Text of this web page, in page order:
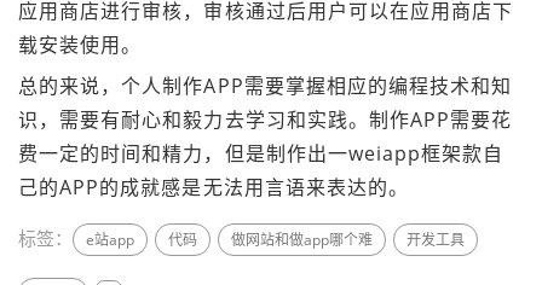
应用商店进行审核，审核通过后用户可以在应用商店下
载安装使用。
总的来说，个人制作APP需要掌握相应的编程技术和知
识，需要有耐心和毅力去学习和实践。制作APP需要花
费一定的时间和精力，但是制作出一weiapp框架款自
己的APP的成就感是无法用言语来表达的。
标签： e站app 代码 做网站和做app哪个难 开发工具